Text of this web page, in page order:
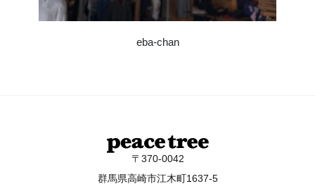
eba-chan
〒370-0042
群馬県高崎市江木町1637-5